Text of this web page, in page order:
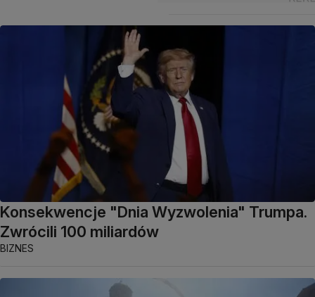
Konsekwencje "Dnia Wyzwolenia" Trumpa.
Zwrócili 100 miliardów
BIZNES